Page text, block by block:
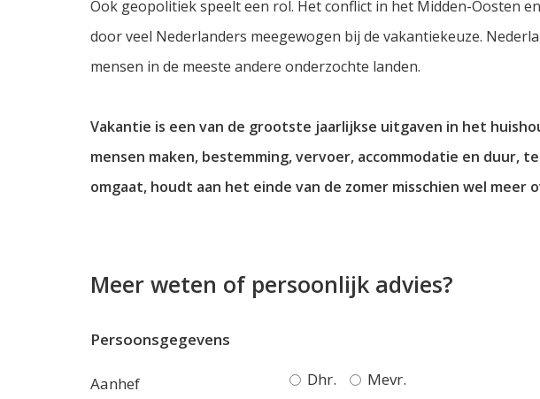
Ook geopolitiek speelt een rol. Het conflict in het Midden-Oosten
door veel Nederlanders meegewogen bij de vakantiekeuze.
mensen in de meeste andere onderzochte landen.
Vakantie is een van de grootste jaarlijkse uitgaven in het
mensen maken, bestemming, vervoer, accommodatie en duur,
omgaat, houdt aan het einde van de zomer misschien wel meer
Meer weten of persoonlijk advies?
Persoonsgegevens
Aanhef Dhr. Mevr.